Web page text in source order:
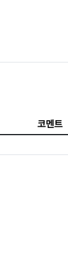
코멘트